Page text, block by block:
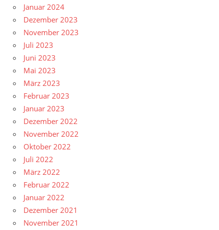
Januar 2024
Dezember 2023
November 2023
Juli 2023
Juni 2023
Mai 2023
März 2023
Februar 2023
Januar 2023
Dezember 2022
November 2022
Oktober 2022
Juli 2022
März 2022
Februar 2022
Januar 2022
Dezember 2021
November 2021